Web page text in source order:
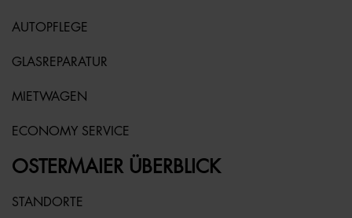
AUTOPFLEGE
GLASREPARATUR
MIETWAGEN
ECONOMY SERVICE
OSTERMAIER ÜBERBLICK
STANDORTE